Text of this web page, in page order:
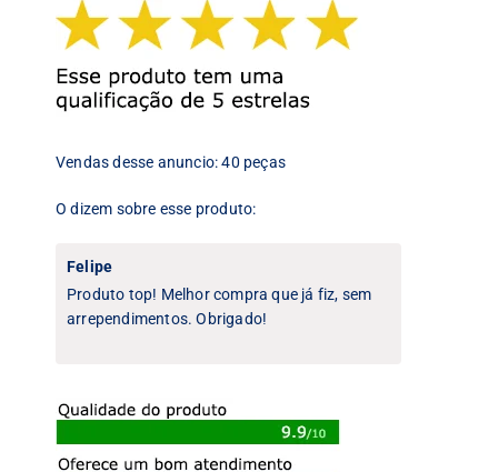
Vendas desse anuncio: 40 peças
O dizem sobre esse produto:
Felipe
Produto top! Melhor compra que já fiz, sem
arrependimentos. Obrigado!